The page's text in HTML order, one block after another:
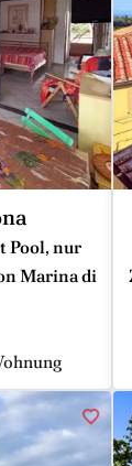
Pool, nur
Marina di